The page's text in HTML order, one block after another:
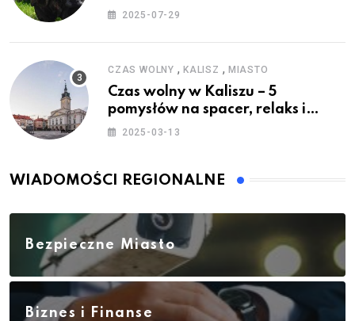
2025-07-29
CZAS WOLNY , KALISZ , MIASTO
Czas wolny w Kaliszu – 5
pomysłów na spacer, relaks i
rodzinne atrakcje
2025-03-13
WIADOMOŚCI REGIONALNE
Bezpieczne Miasto
Biznes i Finanse